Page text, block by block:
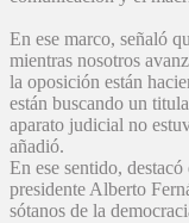
En ese marco, señaló
mientras nosotros
la oposición están
están buscando un
aparato judicial no
añadió.
En ese sentido,
presidente Alberto
sótanos de la